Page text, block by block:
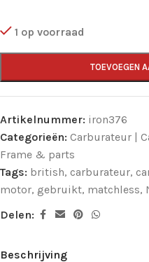
1 op voorraad
TOEVOEGEN
Artikelnummer: iron376
Categorieën: Carburateur |
Frame & parts
Tags: british, carburateur,
motor, gebruikt, matchless,
Delen:
Beschrijving